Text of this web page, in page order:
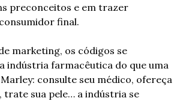
preconceitos e em trazer
final.
marketing, os códigos se
indústria farmacêutica do que uma
consulte seu médico, ofereça
trate sua pele… a indústria se